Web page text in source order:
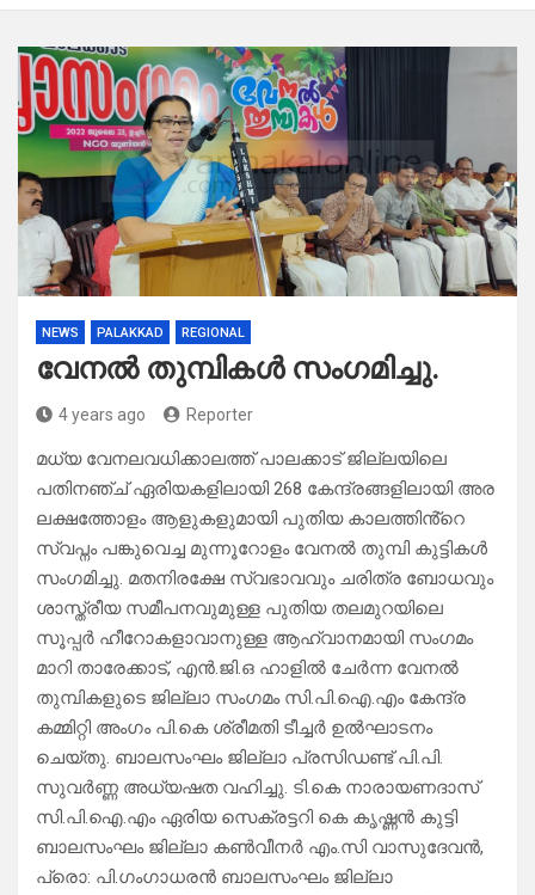
NEWS PALAKKAD REGIONAL
വേനൽ തുമ്പികൾ സംഗമിച്ചു.
4 years ago Reporter
മധ്യ വേനലവധിക്കാലത്ത് പാലക്കാട് ജില്ലയിലെ
പതിനഞ്ച് ഏരിയകളിലായി 268 കേന്ദ്രങ്ങളിലായി അര
ലക്ഷത്തോളം ആളുകളുമായി പുതിയ കാലത്തിൻ്റെ
സ്വപ്നം പങ്കുവെച്ച മുന്നൂറോളം വേനൽ തുമ്പി കുട്ടികൾ
സംഗമിച്ചു. മതനിരക്ഷേ സ്വഭാവവും ചരിത്ര ബോധവും
ശാസ്ത്രീയ സമീപനവുമുള്ള പുതിയ തലമുറയിലെ
സൂപ്പർ ഹീറോകളാവാനുള്ള ആഹ്വാനമായി സംഗമം
മാറി താരേക്കാട്, എൻ.ജി.ഒ ഹാളിൽ ചേർന്ന വേനൽ
തുമ്പികളുടെ ജില്ലാ സംഗമം സി.പി.ഐ.എം കേന്ദ്ര
കമ്മിറ്റി അംഗം പി.കെ ശ്രീമതി ടീച്ചർ ഉൽഘാടനം
ചെയ്തു. ബാലസംഘം ജില്ലാ പ്രസിഡണ്ട് പി.പി.
സുവർണ്ണ അധ്യഷത വഹിച്ചു. ടി.കെ നാരായണദാസ്
സി.പി.ഐ.എം ഏരിയ സെക്രട്ടറി കെ കൃഷ്ണൻ കുട്ടി
ബാലസംഘം ജില്ലാ കൺവീനർ എം.സി വാസുദേവൻ,
പ്രൊ: പി.ഗംഗാധരൻ ബാലസംഘം ജില്ലാ